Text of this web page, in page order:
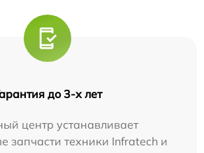
до 3-х лет
центр устанавливает
запчасти техники Infratech и